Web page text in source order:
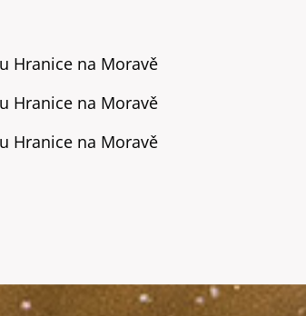
Hranice na Moravě
Hranice na Moravě
Hranice na Moravě